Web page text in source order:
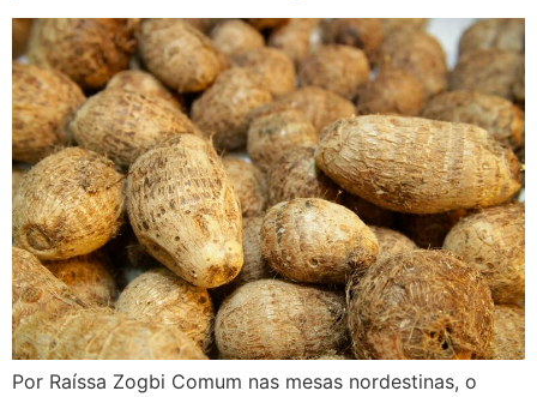
Por Raíssa Zogbi Comum nas mesas nordestinas, o